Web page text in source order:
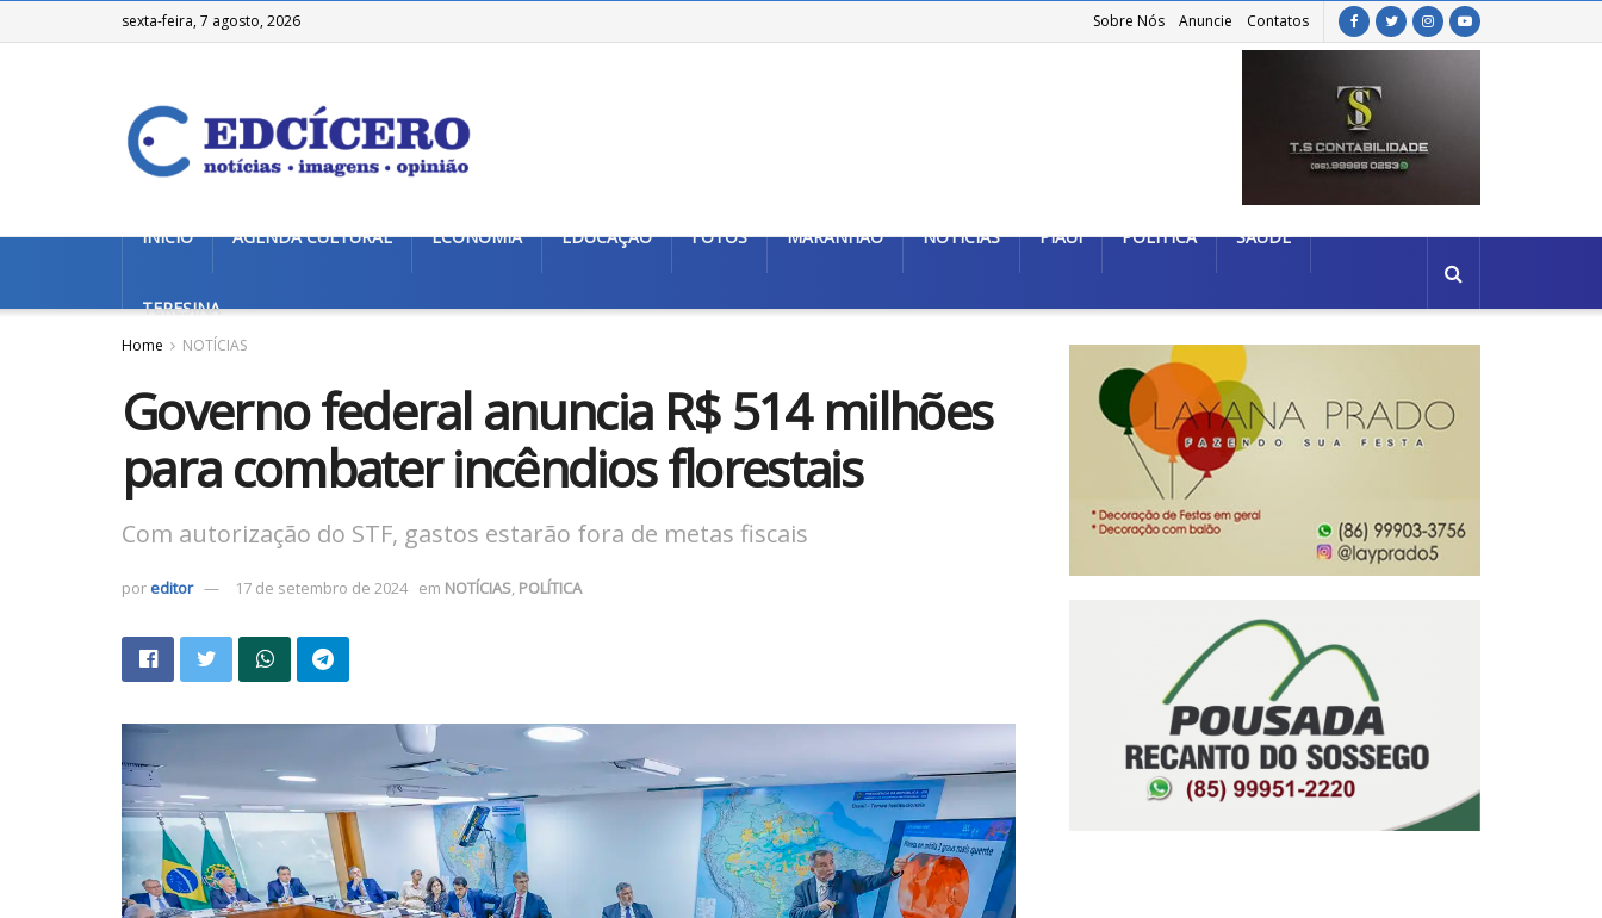
sexta-feira, 7 agosto, 2026 Sobre Nós Anuncie Contatos
INÍCIO AGENDA CULTURAL ECONOMIA EDUCAÇÃO FOTOS MARANHÃO NOTÍCIAS PIAUÍ POLÍTICA SAÚDE
TERESINA
Home NOTÍCIAS
Governo federal anuncia R$ 514 milhões
para combater incêndios florestais
Com autorização do STF, gastos estarão fora de metas fiscais
por editor 17 de setembro de 2024 em NOTÍCIAS, POLÍTICA